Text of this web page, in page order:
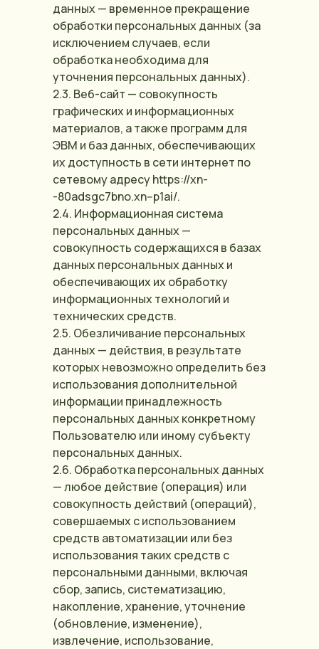
данных — временное прекращение
обработки персональных данных (за
исключением случаев, если
обработка необходима для
уточнения персональных данных).
2.3. Веб-сайт — совокупность
графических и информационных
материалов, а также программ для
ЭВМ и баз данных, обеспечивающих
их доступность в сети интернет по
сетевому адресу https://xn-
-80adsgc7bno.xn--p1ai/.
2.4. Информационная система
персональных данных —
совокупность содержащихся в базах
данных персональных данных и
обеспечивающих их обработку
информационных технологий и
технических средств.
2.5. Обезличивание персональных
данных — действия, в результате
которых невозможно определить без
использования дополнительной
информации принадлежность
персональных данных конкретному
Пользователю или иному субъекту
персональных данных.
2.6. Обработка персональных данных
— любое действие (операция) или
совокупность действий (операций),
совершаемых с использованием
средств автоматизации или без
использования таких средств с
персональными данными, включая
сбор, запись, систематизацию,
накопление, хранение, уточнение
(обновление, изменение),
извлечение, использование,